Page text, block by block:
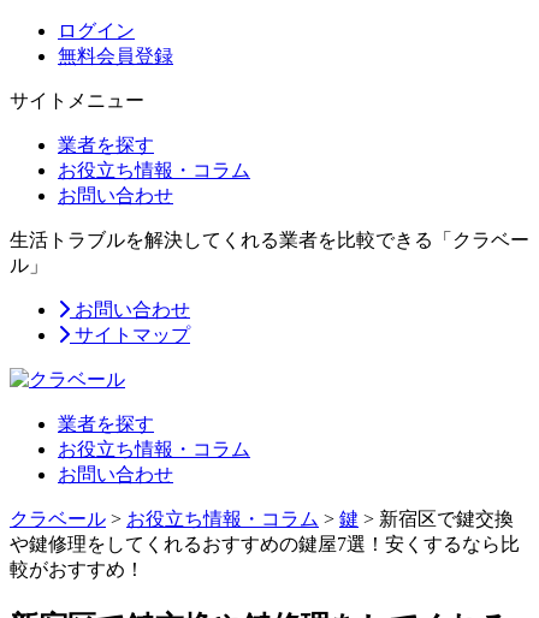
ログイン
無料会員登録
サイトメニュー
業者を探す
お役立ち情報・コラム
お問い合わせ
生活トラブルを解決してくれる業者を比較できる「クラベー
ル」
お問い合わせ
サイトマップ
業者を探す
お役立ち情報・コラム
お問い合わせ
クラベール > お役立ち情報・コラム > 鍵 > 新宿区で鍵交換
や鍵修理をしてくれるおすすめの鍵屋7選！安くするなら比
較がおすすめ！